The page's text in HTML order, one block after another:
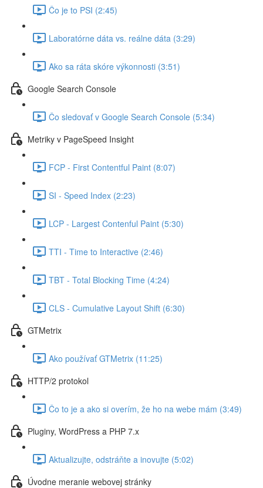
Čo je to PSI (2:45)
Laboratórne dáta vs. reálne dáta (3:29)
Ako sa ráta skóre výkonnosti (3:51)
Google Search Console
Čo sledovať v Google Search Console (5:34)
Metriky v PageSpeed Insight
FCP - First Contentful Paint (8:07)
SI - Speed Index (2:23)
LCP - Largest Contenful Paint (5:30)
TTI - Time to Interactive (2:46)
TBT - Total Blocking Time (4:24)
CLS - Cumulative Layout Shift (6:30)
GTMetrix
Ako používať GTMetrix (11:25)
HTTP/2 protokol
Čo to je a ako si overím, že ho na webe mám (3:49)
Pluginy, WordPress a PHP 7.x
Aktualizujte, odstráňte a inovujte (5:02)
Úvodne meranie webovej stránky